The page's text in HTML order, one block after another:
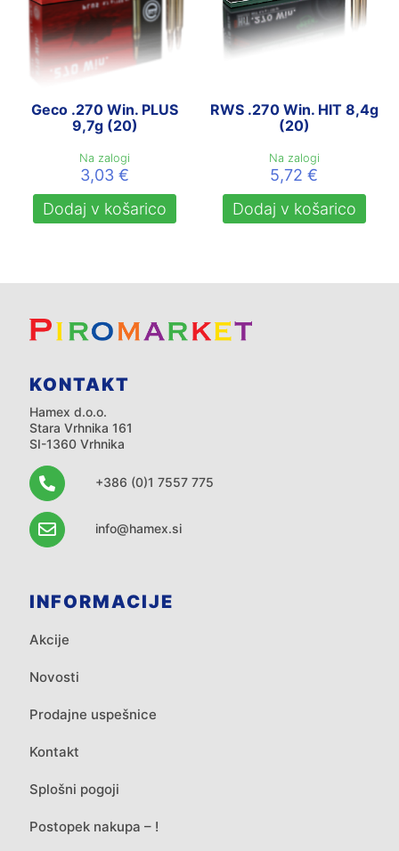
Geco .270 Win. PLUS
9,7g (20)
Na zalogi
3,03€
Dodaj v košarico
RWS .270 Win. HIT 8,4g
(20)
Na zalogi
5,72€
Dodaj v košarico
KONTAKT
Hamex d.o.o.
Stara Vrhnika 161
SI-1360 Vrhnika
+386 (0)1 7557 775
info@hamex.si
INFORMACIJE
Akcije
Novosti
Prodajne uspešnice
Kontakt
Splošni pogoji
Postopek nakupa – !